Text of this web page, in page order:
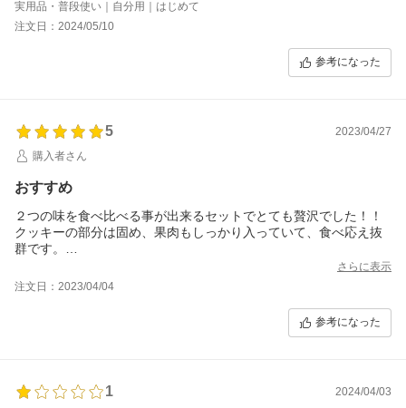
実用品・普段使い｜自分用｜はじめて
注文日：2024/05/10
参考になった
5
2023/04/27
購入者さん
おすすめ
２つの味を食べ比べる事が出来るセットでとても贅沢でした！！
クッキーの部分は固め、果肉もしっかり入っていて、食べ応え抜
群です。
友人への手土産にまた買いたいと思います♪
さらに表示
注文日：2023/04/04
参考になった
1
2024/04/03